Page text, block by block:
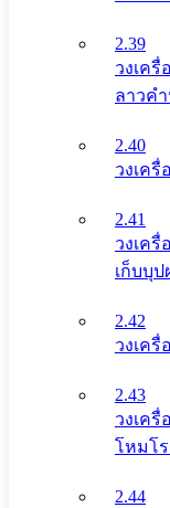
2.39
วงเครื่
ลาวค
2.40
วงเครื่
2.41
วงเครื่
เก็บบุป
2.42
วงเครื่
2.43
วงเครื่
โหมโ
2.44